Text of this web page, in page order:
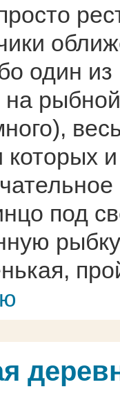
один из
которых
под